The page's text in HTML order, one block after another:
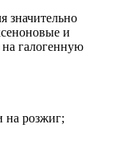
значительно
и
галогенную
на розжиг;